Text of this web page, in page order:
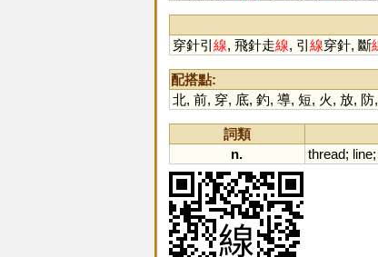
穿針引線, 飛針走線, 引線穿針, 斷
配搭點:
北, 前, 穿, 底, 釣, 導, 短, 火, 放, 防,
詞類
n.
thread; line;